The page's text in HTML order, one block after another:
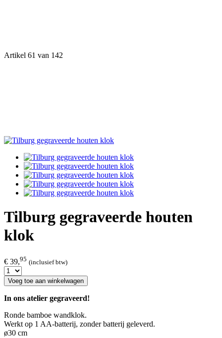
Artikel 61 van 142
Tilburg gegraveerde houten
klok
€ 39,95 (inclusief btw)
Voeg toe aan winkelwagen
In ons atelier gegraveerd!
Ronde bamboe wandklok.
Werkt op 1 AA-batterij, zonder batterij geleverd.
ø30 cm